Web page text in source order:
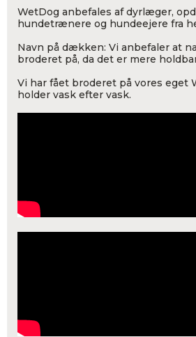
WetDog anbefales af dyrlæger,
hundetrænere og hundeejere fra
Navn på dækken: Vi anbefaler at
broderet på, da det er mere
Vi har fået broderet på vores eget
holder vask efter vask.